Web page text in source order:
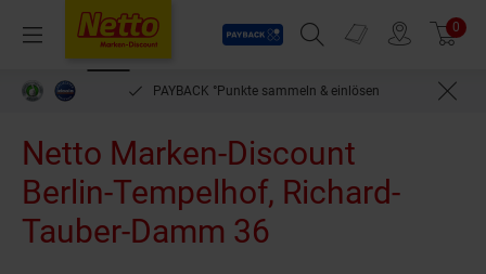
Menü
Payback
Suchfeld einblenden
Prospekte 0
PAYBACK °Punkte sammeln & einlösen
Netto Marken-Discount
Berlin-Tempelhof, Richard-
Tauber-Damm 36